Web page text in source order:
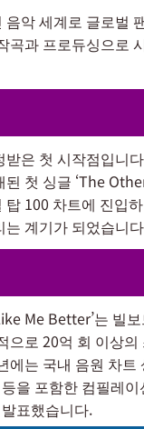
악 세계로 글로벌
곡과 프로듀싱으로
받은 첫 시작점입니
첫 싱글 ‘The
탑 100 차트에 진입
는 계기가 되었습니
Me Better’는 빌
으로 20억 회 이상
에는 국내 음원 차트
등을 포함한 컴필레
표했습니다.